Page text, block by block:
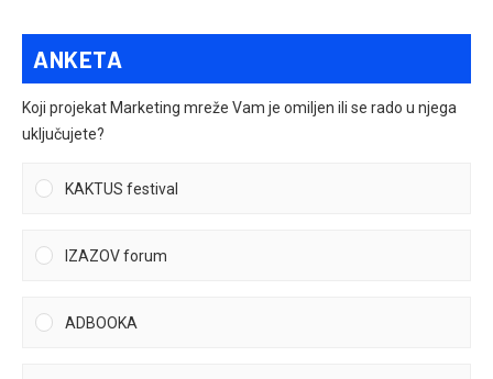
ANKETA
Koji projekat Marketing mreže Vam je omiljen ili se rado u njega
uključujete?
KAKTUS festival
IZAZOV forum
ADBOOKA